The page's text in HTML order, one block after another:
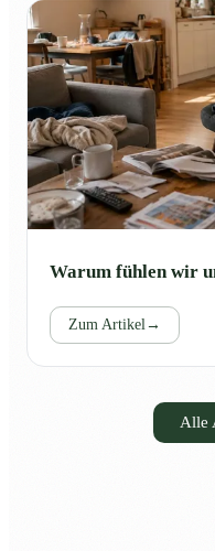
Warum fühlen wir
Zum Artikel →
Alle